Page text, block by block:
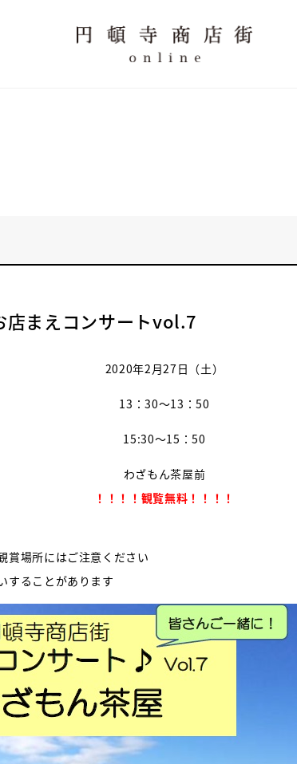
店まえコンサートvol.7
2020年2月27日（土）
13：30～13：50
15:30～15：50
わざもん茶屋前
！！！！観覧無料！！！！
賞場所にはご注意ください
することがあります